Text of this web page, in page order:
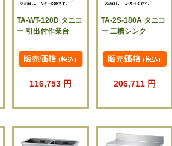
TA-WT-120D タニコ
ー 引出付作業台
116,753 円
TA-2S-180A タニコ
ー 二槽シンク
206,711 円